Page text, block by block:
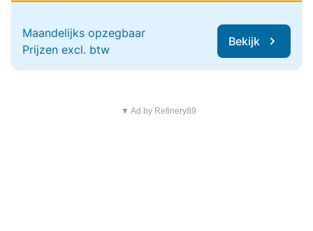
Maandelijks opzegbaar
Prijzen excl. btw
Bekijk
▼ Ad by Refinery89